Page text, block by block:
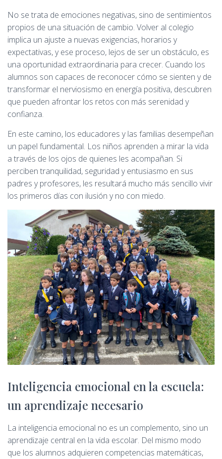
No se trata de emociones negativas, sino de sentimientos
propios de una situación de cambio. Volver al colegio
implica un ajuste a nuevas exigencias, horarios y
expectativas, y ese proceso, lejos de ser un obstáculo, es
una oportunidad extraordinaria para crecer. Cuando los
alumnos son capaces de reconocer cómo se sienten y de
transformar el nerviosismo en energía positiva, descubren
que pueden afrontar los retos con más serenidad y
confianza.
En este camino, los educadores y las familias desempeñan
un papel fundamental. Los niños aprenden a mirar la vida
a través de los ojos de quienes les acompañan. Si
perciben tranquilidad, seguridad y entusiasmo en sus
padres y profesores, les resultará mucho más sencillo vivir
los primeros días con ilusión y no con miedo.
Inteligencia emocional en la escuela:
un aprendizaje necesario
La inteligencia emocional no es un complemento, sino un
aprendizaje central en la vida escolar. Del mismo modo
que los alumnos adquieren competencias matemáticas,